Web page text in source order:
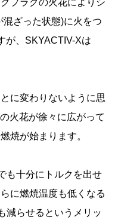
混ざった状態)に火をつ
が、SKYACTIV-Xは
に変わりないように思
火花が徐々に広がって
焼が始まります。
も十分にトルクを出せ
に燃焼温度も低くなる
減らせるというメリッ